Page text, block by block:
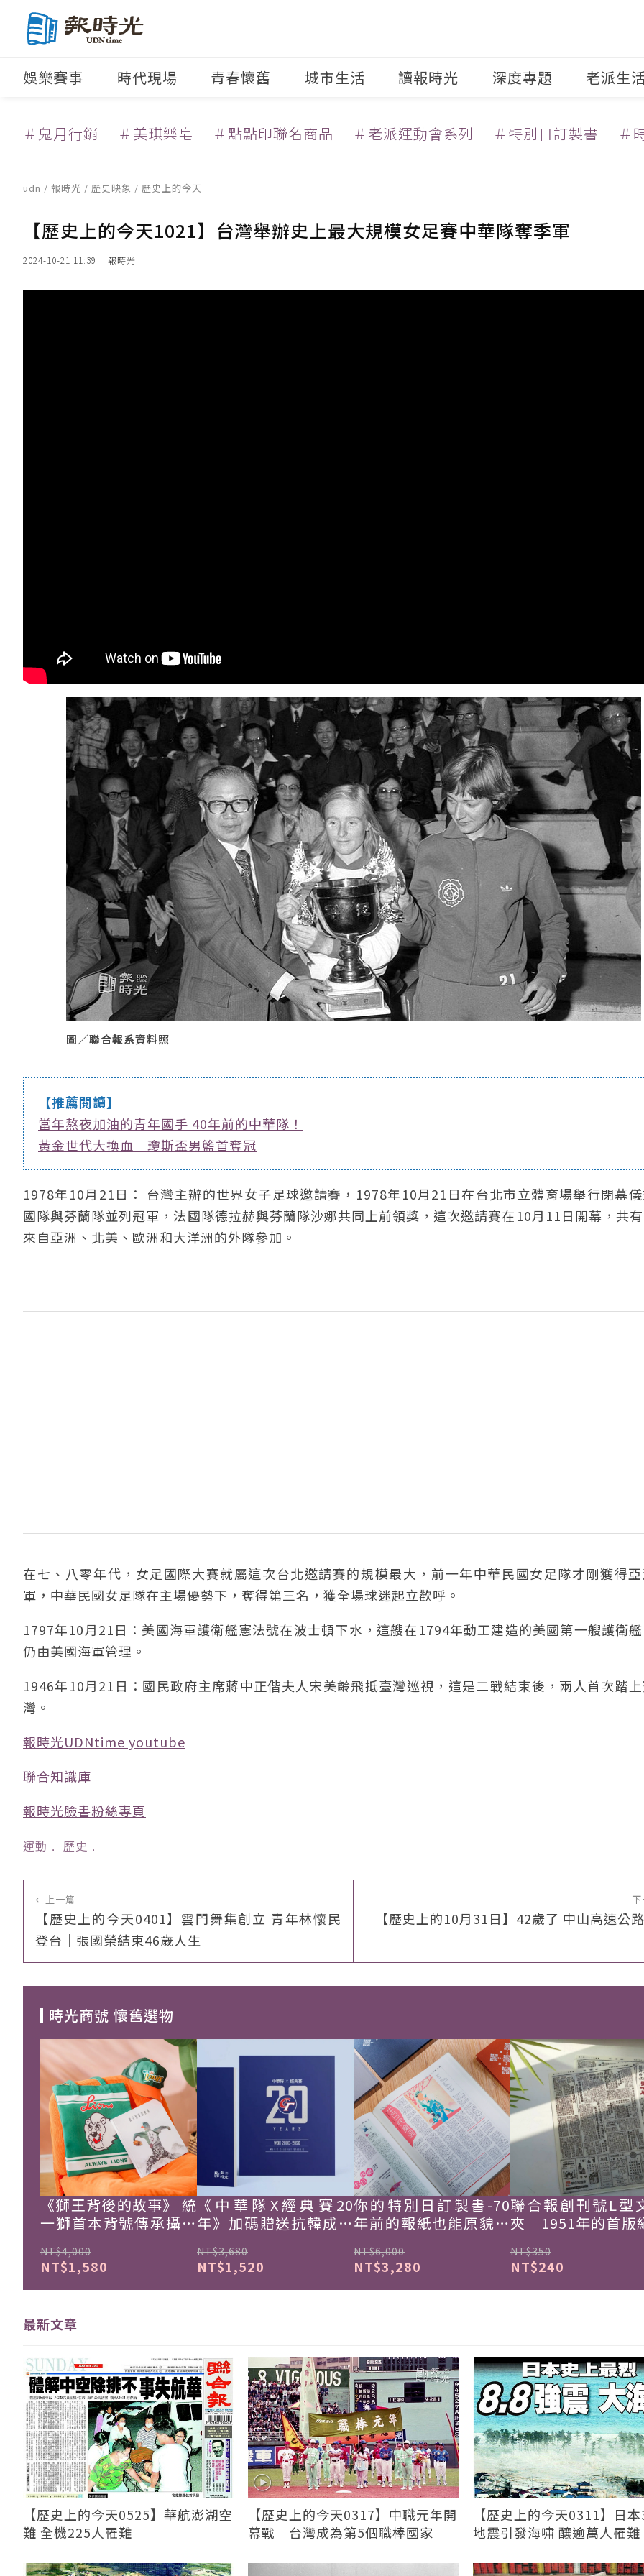
娛樂賽事 時代現場 青春懷舊 城市生活 讀報時光 深度專題 老派生
＃鬼月行銷 ＃美琪樂皂 ＃點點印聯名商品 ＃老派運動會系列 ＃特別日訂製書 ＃
udn / 報時光 / 歷史映象 / 歷史上的今天
【歷史上的今天1021】台灣舉辦史上最大規模女足賽中華隊奪季軍
2024-10-21 11:39 報時光
圖／聯合報系資料照
【推薦閱讀】
當年熬夜加油的青年國手 40年前的中華隊！
黃金世代大換血 瓊斯盃男籃首奪冠
1978年10月21日： 台灣主辦的世界女子足球邀請賽，1978年10月21日在台北市立體育場舉行閉幕
國隊與芬蘭隊並列冠軍，法國隊德拉赫與芬蘭隊沙娜共同上前領獎，這次邀請賽在10月11日開幕，共
來自亞洲、北美、歐洲和大洋洲的外隊參加。
在七、八零年代，女足國際大賽就屬這次台北邀請賽的規模最大，前一年中華民國女足隊才剛獲得
軍，中華民國女足隊在主場優勢下，奪得第三名，獲全場球迷起立歡呼。
1797年10月21日：美國海軍護衛艦憲法號在波士頓下水，這艘在1794年動工建造的美國第一艘護衛
仍由美國海軍管理。
1946年10月21日：國民政府主席蔣中正偕夫人宋美齡飛抵臺灣巡視，這是二戰結束後，兩人首次踏
灣。
報時光UDNtime youtube
聯合知識庫
報時光臉書粉絲專頁
運動 ﹒ 歷史 ﹒
← 上一篇
【歷史上的今天0401】雲門舞集創立 青年林懷民
登台｜張國榮結束46歲人生
【歷史上的10月31日】42歲了 中山高速公
時光商號 懷舊選物
《獅王背後的故事》 統
一獅首本背號傳承攝影
NT$4,000
NT$1,580
《中華隊X經典賽20
年》加碼贈送抗韓成功
NT$3,680
NT$1,520
你的特別日訂製書-70
年前的報紙也能原貌重
NT$6,000
NT$3,280
聯合報創刊號L型
夾｜1951年的首版
NT$350
NT$240
最新文章
【歷史上的今天0525】華航澎湖空
難 全機225人罹難
【歷史上的今天0317】中職元年開
幕戰 台灣成為第5個職棒國家
【歷史上的今天0311】日
地震引發海嘯 釀逾萬人罹難